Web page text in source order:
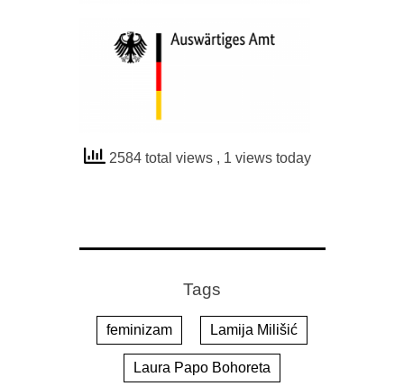
2584 total views , 1 views today
Tags
feminizam Lamija Milišić
Laura Papo Bohoreta